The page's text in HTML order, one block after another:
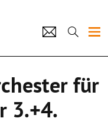
für
3.+4.